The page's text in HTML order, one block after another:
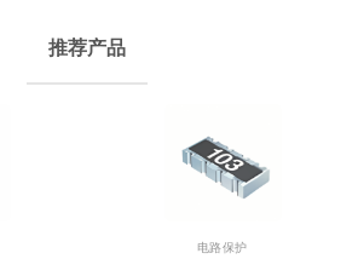
推荐产品
电路保护